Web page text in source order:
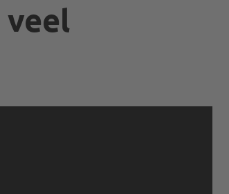
veel